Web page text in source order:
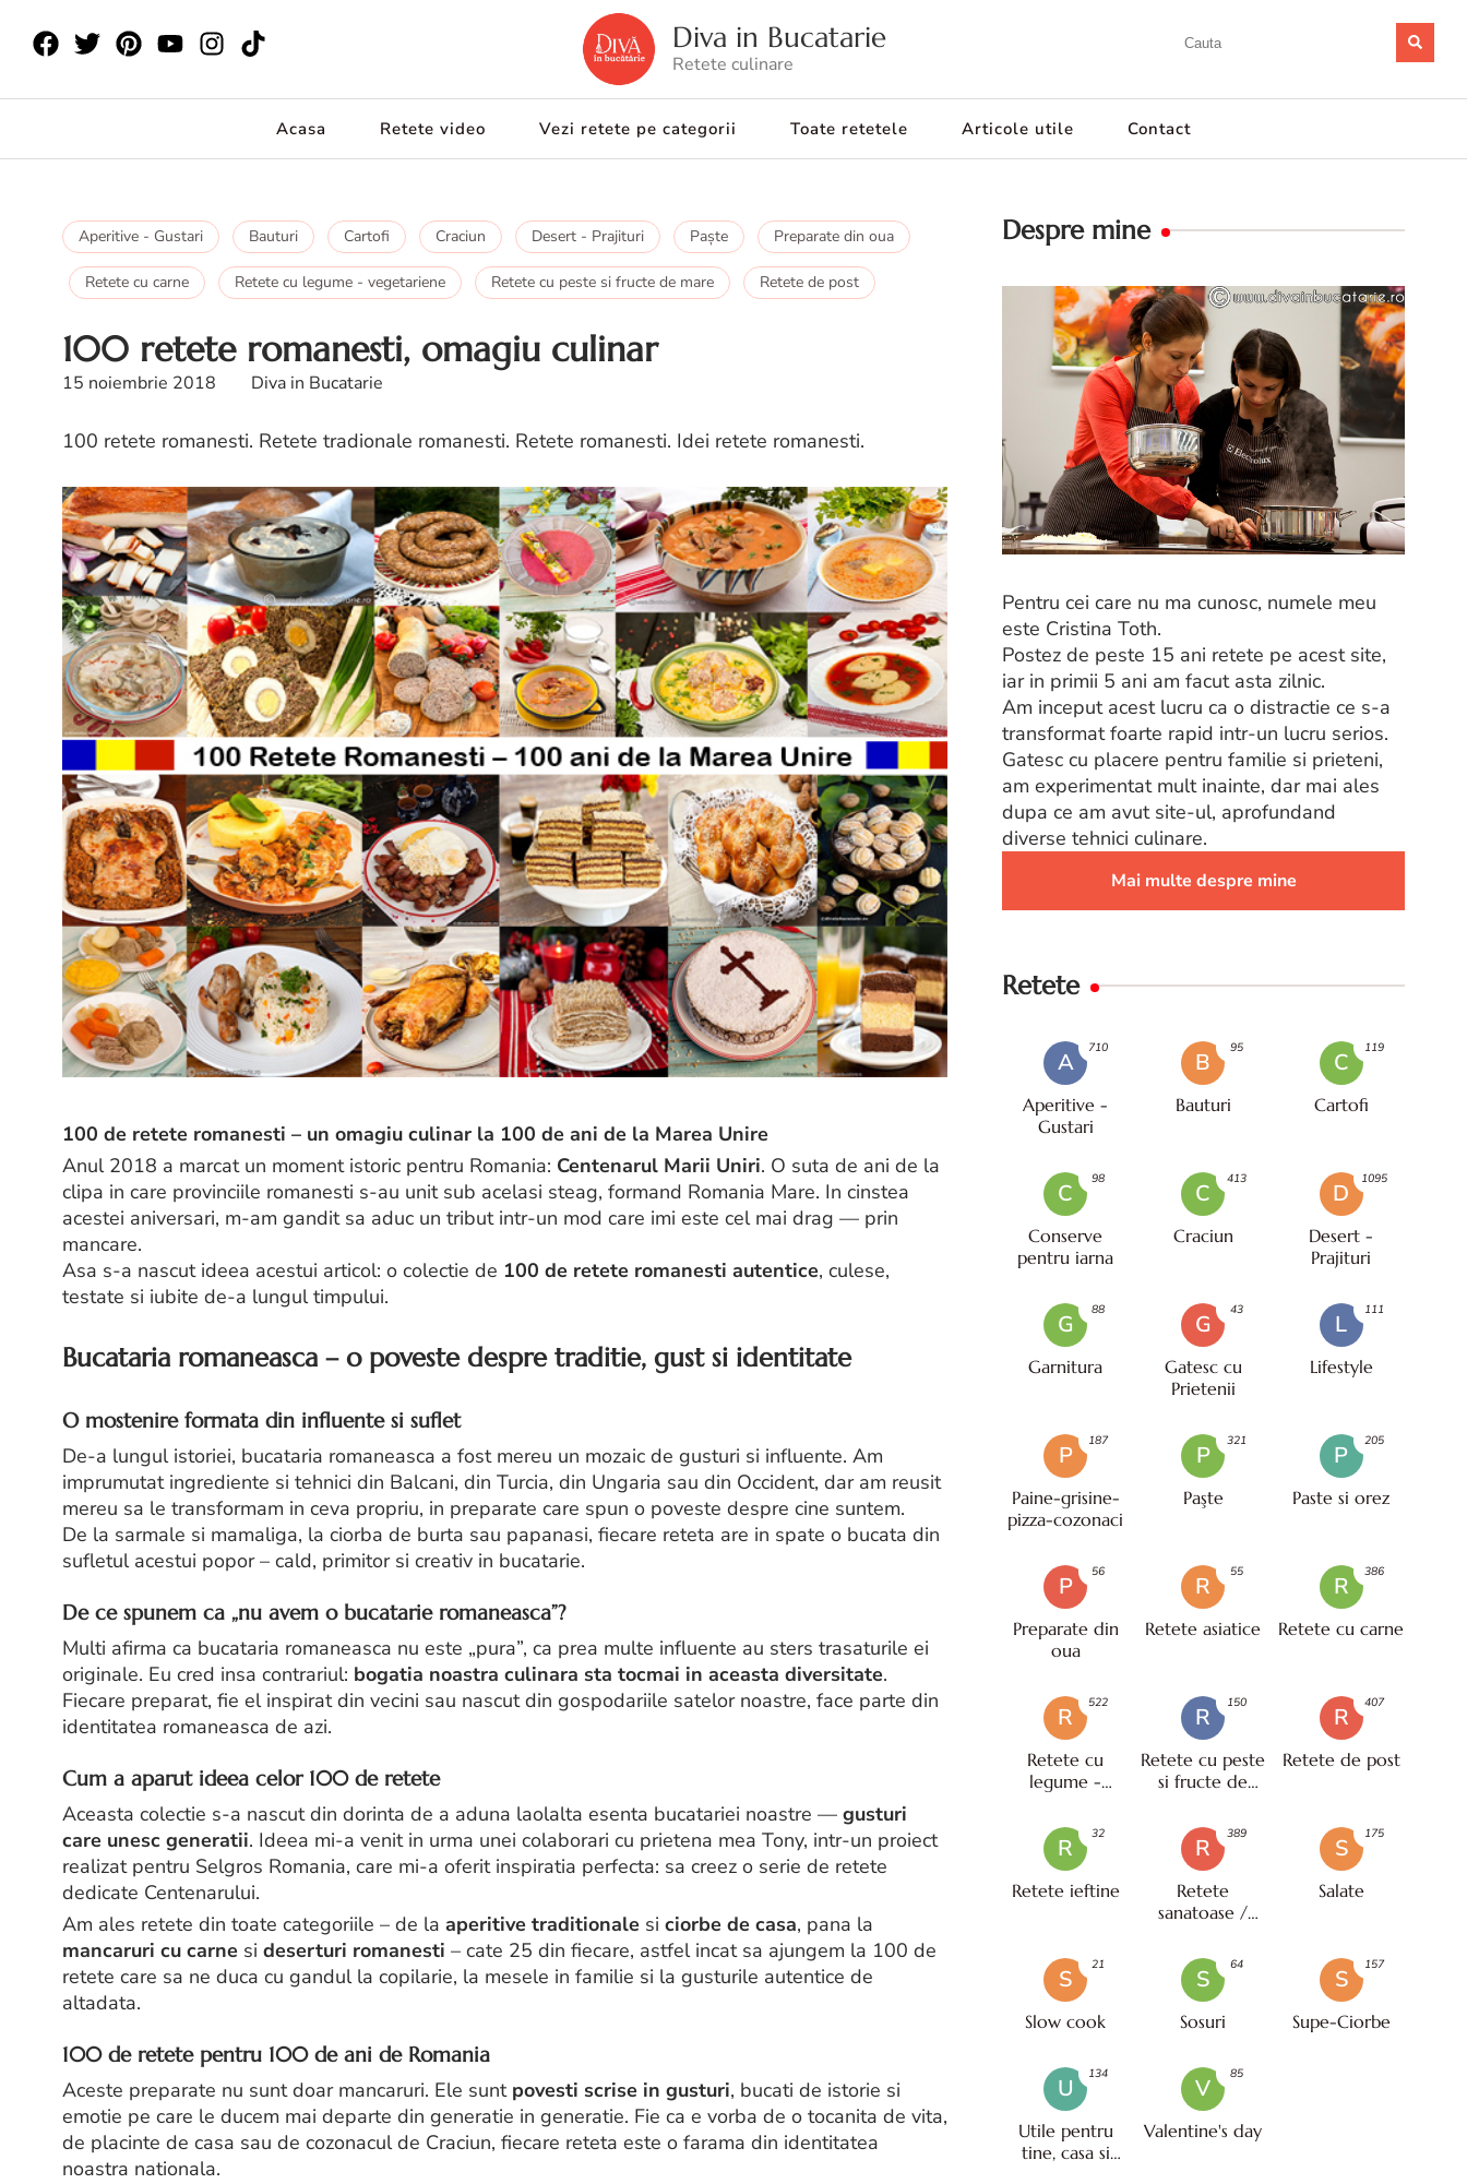
Diva in Bucatarie
Retete culinare
Acasa Retete video Vezi retete pe categorii Toate retetele Articole utile Contact
Aperitive - Gustari Bauturi Cartofi Craciun Desert - Prajituri Paşte Preparate din oua
Retete cu carne Retete cu legume - vegetariene Retete cu peste si fructe de mare Retete de post
100 retete romanesti, omagiu culinar
15 noiembrie 2018 Diva in Bucatarie
100 retete romanesti. Retete tradionale romanesti. Retete romanesti. Idei retete romanesti.
100 de retete romanesti – un omagiu culinar la 100 de ani de la Marea Unire
Anul 2018 a marcat un moment istoric pentru Romania: Centenarul Marii Uniri. O suta de ani de la
clipa in care provinciile romanesti s-au unit sub acelasi steag, formand Romania Mare. In cinstea
acestei aniversari, m-am gandit sa aduc un tribut intr-un mod care imi este cel mai drag — prin
mancare.
Asa s-a nascut ideea acestui articol: o colectie de 100 de retete romanesti autentice, culese,
testate si iubite de-a lungul timpului.
Bucataria romaneasca – o poveste despre traditie, gust si identitate
O mostenire formata din influente si suflet
De-a lungul istoriei, bucataria romaneasca a fost mereu un mozaic de gusturi si influente. Am
imprumutat ingrediente si tehnici din Balcani, din Turcia, din Ungaria sau din Occident, dar am reusit
mereu sa le transformam in ceva propriu, in preparate care spun o poveste despre cine suntem.
De la sarmale si mamaliga, la ciorba de burta sau papanasi, fiecare reteta are in spate o bucata din
sufletul acestui popor – cald, primitor si creativ in bucatarie.
De ce spunem ca „nu avem o bucatarie romaneasca”?
Multi afirma ca bucataria romaneasca nu este „pura”, ca prea multe influente au sters trasaturile ei
originale. Eu cred insa contrariul: bogatia noastra culinara sta tocmai in aceasta diversitate.
Fiecare preparat, fie el inspirat din vecini sau nascut din gospodariile satelor noastre, face parte din
identitatea romaneasca de azi.
Cum a aparut ideea celor 100 de retete
Aceasta colectie s-a nascut din dorinta de a aduna laolalta esenta bucatariei noastre — gusturi
care unesc generatii. Ideea mi-a venit in urma unei colaborari cu prietena mea Tony, intr-un proiect
realizat pentru Selgros Romania, care mi-a oferit inspiratia perfecta: sa creez o serie de retete
dedicate Centenarului.
Am ales retete din toate categoriile – de la aperitive traditionale si ciorbe de casa, pana la
mancaruri cu carne si deserturi romanesti – cate 25 din fiecare, astfel incat sa ajungem la 100 de
retete care sa ne duca cu gandul la copilarie, la mesele in familie si la gusturile autentice de
altadata.
100 de retete pentru 100 de ani de Romania
Aceste preparate nu sunt doar mancaruri. Ele sunt povesti scrise in gusturi, bucati de istorie si
emotie pe care le ducem mai departe din generatie in generatie. Fie ca e vorba de o tocanita de vita,
de placinte de casa sau de cozonacul de Craciun, fiecare reteta este o farama din identitatea
noastra nationala.
Despre mine
Pentru cei care nu ma cunosc, numele meu
este Cristina Toth.
Postez de peste 15 ani retete pe acest site,
iar in primii 5 ani am facut asta zilnic.
Am inceput acest lucru ca o distractie ce s-a
transformat foarte rapid intr-un lucru serios.
Gatesc cu placere pentru familie si prieteni,
am experimentat mult inainte, dar mai ales
dupa ce am avut site-ul, aprofundand
diverse tehnici culinare.
Mai multe despre mine
Retete
A
Aperitive -
Gustari
710
B
Bauturi
95
C
Cartofi
119
C
Conserve
pentru iarna
98
C
Craciun
413
D
Desert -
Prajituri
1095
G
Garnitura
88
G
Gatesc cu
Prietenii
43
L
Lifestyle
111
P
Paine-grisine-
pizza-cozonaci
187
P
Paşte
321
P
Paste si orez
205
P
Preparate din
oua
56
R
Retete asiatice
55
R
Retete cu carne
386
R
Retete cu
legume -
522
R
Retete cu peste
si fructe de
150
R
Retete de post
407
R
Retete ieftine
32
R
Retete
sanatoase /
389
S
Salate
175
S
Slow cook
21
S
Sosuri
64
S
Supe-Ciorbe
157
U
Utile pentru
tine, casa si
134
V
Valentine's day
85